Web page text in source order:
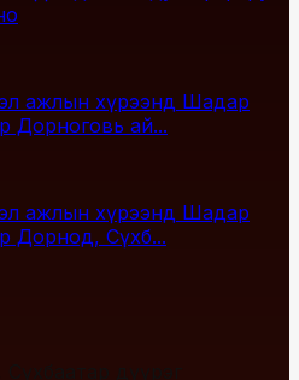
ажлын хүрээнд Шадар
Дорноговь ай...
ажлын хүрээнд Шадар
Дорнод, Сүхб...